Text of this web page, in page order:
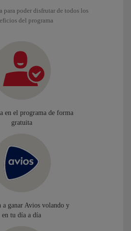
para poder disfrutar de todos los
del programa
en el programa de forma
gratuita
a ganar Avios volando y
en tu día a día